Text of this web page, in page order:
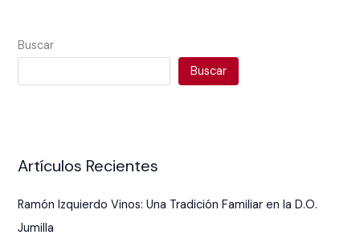
Buscar
Buscar
Artículos Recientes
Ramón Izquierdo Vinos: Una Tradición Familiar en la D.O.
Jumilla